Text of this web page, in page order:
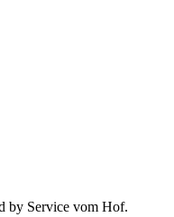
by Service vom Hof.